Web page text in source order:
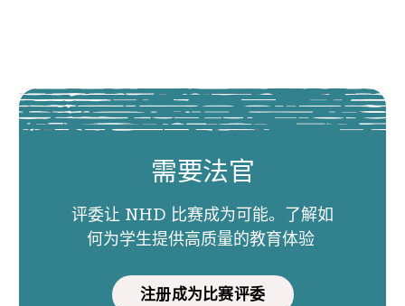
需要法官
评委让 NHD 比赛成为可能。了解如
何为学生提供高质量的教育体验
注册成为比赛评委